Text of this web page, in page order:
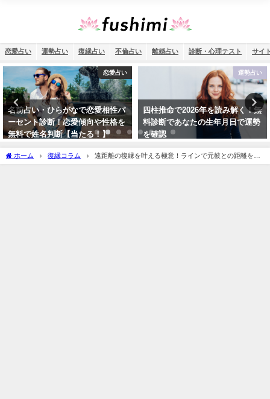
恋愛占い 運勢占い 復縁占い 不倫占い 離婚占い 診断・心理テスト サイ
運勢占い
四柱推命で2026年を読み解く！無
料診断であなたの生年月日で運勢
を確認
恋愛占い
姓名判断・彼との結婚相性は？運
命の人で縁はある？【当たる無料
占い】
ホーム 復縁コラム
遠距離の復縁を叶える極意！ラインで元彼との距離を縮
める方法&会いに行くきっかけやタイミングの作り方